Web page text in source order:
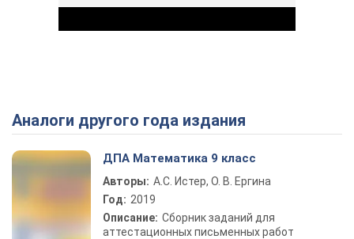
Play Video
Аналоги другого года издания
ДПА Математика 9 класс
Авторы: А.С. Истер, О. В. Ергина
Год: 2019
Описание: Сборник заданий для
аттестационных письменных работ